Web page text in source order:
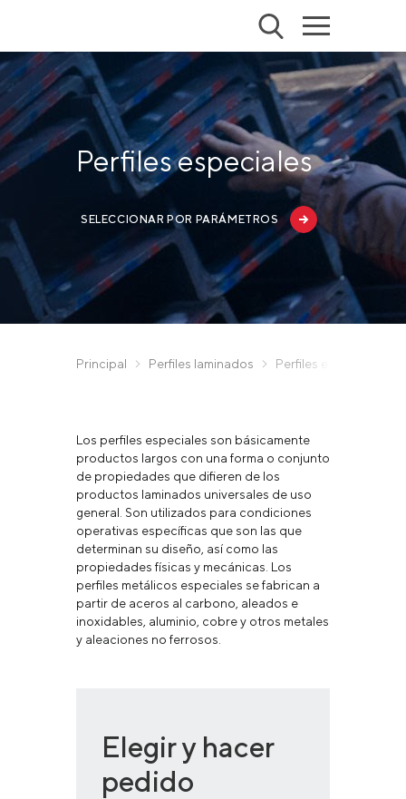
Perfiles especiales
SELECCIONAR POR PARÁMETROS
Principal Perfiles laminados Perfiles especiales
Los perfiles especiales son básicamente
productos largos con una forma o conjunto
de propiedades que difieren de los
productos laminados universales de uso
general. Son utilizados para condiciones
operativas específicas que son las que
determinan su diseño, así como las
propiedades físicas y mecánicas. Los
perfiles metálicos especiales se fabrican a
partir de aceros al carbono, aleados e
inoxidables, aluminio, cobre y otros metales
y aleaciones no ferrosos.
Elegir y hacer
pedido